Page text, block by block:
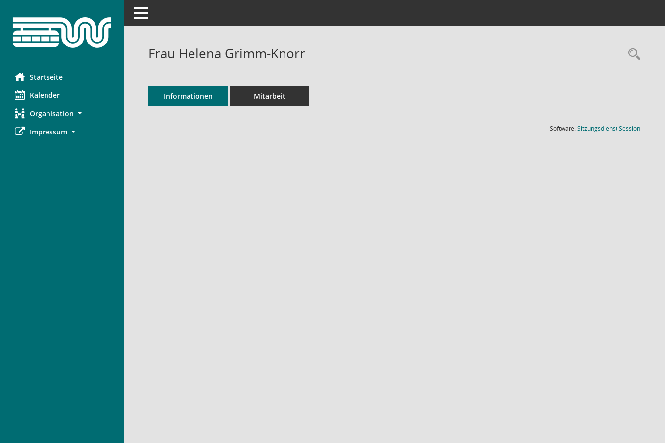
Startseite
Kalender
Organisation
Impressum
Toggle navigation
Frau Helena Grimm-Knorr
Informationen Mitarbeit
Software:SitzungsdienstSession(Wird in